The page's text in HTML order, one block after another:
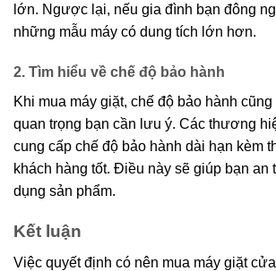
lớn. Ngược lại, nếu gia đình bạn đông
những mẫu máy có dung tích lớn hơn.
2. Tìm hiểu về chế độ bảo hành
Khi mua máy giặt, chế độ bảo hành
quan trọng bạn cần lưu ý. Các thương
cung cấp chế độ bảo hành dài hạn kèm
khách hàng tốt. Điều này sẽ giúp bạn an
dụng sản phẩm.
Kết luận
Việc quyết định có nên mua máy giặt